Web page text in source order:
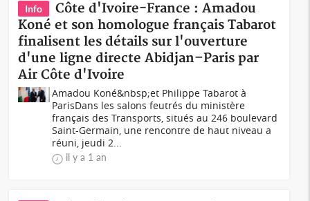
Info
Côte d'Ivoire-France : Amadou
Koné et son homologue français Tabarot
finalisent les détails sur l'ouverture
d'une ligne directe Abidjan–Paris par
Air Côte d'Ivoire
Amadou Koné&nbsp;et Philippe Tabarot à
ParisDans les salons feutrés du ministère
français des Transports, situés au 246 boulevard
Saint-Germain, une rencontre de haut niveau a
réuni, jeudi 2...
il y a 1 an